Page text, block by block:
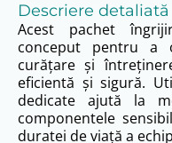
Descriere detaliată
Acest pachet
conceput pentru a
curățare și
eficientă și sigură.
dedicate ajută la
componentele
duratei de viață a